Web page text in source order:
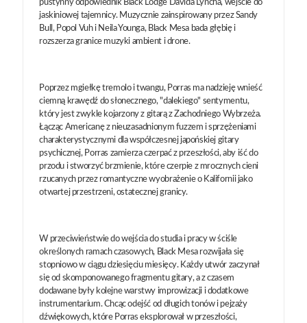
pustynny odpowiednik Black Lodge Davida Lyncha, wejście do
jaskiniowej tajemnicy. Muzycznie zainspirowany przez Sandy
Bull, Popol Vuh i Neila Younga, Black Mesa bada głębię i
rozszerza granice muzyki ambient i drone.
Poprzez mgiełkę tremolo i twangu, Porras ma nadzieję wnieść
ciemną krawędź do słonecznego, "dalekiego" sentymentu,
który jest zwykle kojarzony z gitarą z Zachodniego Wybrzeża.
Łącząc Americanę z nieuzasadnionym fuzzem i sprzężeniami
charakterystycznymi dla współczesnej japońskiej gitary
psychicznej, Porras zamierza czerpać z przeszłości, aby iść do
przodu i stworzyć brzmienie, które czerpie z mrocznych cieni
rzucanych przez romantyczne wyobrażenie o Kalifornii jako
otwartej przestrzeni, ostatecznej granicy.
W przeciwieństwie do wejścia do studia i pracy w ściśle
określonych ramach czasowych, Black Mesa rozwijała się
stopniowo w ciągu dziesięciu miesięcy. Każdy utwór zaczynał
się od skomponowanego fragmentu gitary, a z czasem
dodawane były kolejne warstwy improwizacji i dodatkowe
instrumentarium. Chcąc odejść od długich tonów i pejzaży
dźwiękowych, które Porras eksplorował w przeszłości,